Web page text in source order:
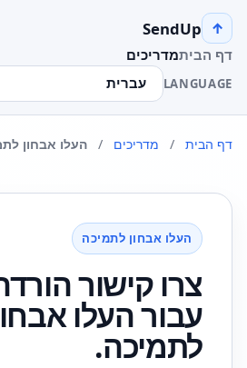
↑
SendUp
דף הביתמדריכים
LANGUAGE
דף הבית / מדריכים / העלו אבחון
העלו אבחון לתמיכה
צרו קישור
עבור העלו
לתמיכה.